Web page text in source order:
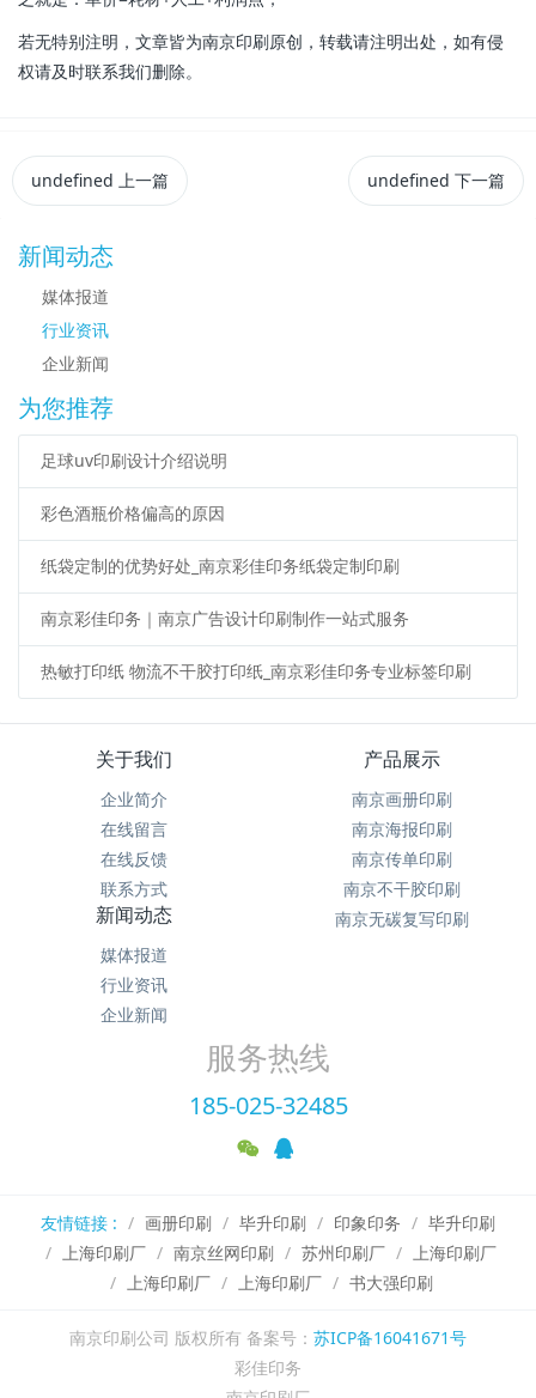
若无特别注明，文章皆为南京印刷原创，转载请注明出处，如有侵
权请及时联系我们删除。
undefined 上一篇 undefined 下一篇
新闻动态
媒体报道
行业资讯
企业新闻
为您推荐
足球uv印刷设计介绍说明
彩色酒瓶价格偏高的原因
纸袋定制的优势好处_南京彩佳印务纸袋定制印刷
南京彩佳印务｜南京广告设计印刷制作一站式服务
热敏打印纸 物流不干胶打印纸_南京彩佳印务专业标签印刷
关于我们
企业简介
在线留言
在线反馈
联系方式
产品展示
南京画册印刷
南京海报印刷
南京传单印刷
南京不干胶印刷
南京无碳复写印刷
新闻动态
媒体报道
行业资讯
企业新闻
服务热线
185-025-32485
友情链接 : 画册印刷 毕升印刷 印象印务
毕升印刷
上海印刷厂
南京丝网印刷 苏州印刷厂
上海印刷厂
上海印刷厂
上海印刷厂 书大强印刷
南京印刷公司 版权所有 备案号： 苏ICP备16041671号
彩佳印务